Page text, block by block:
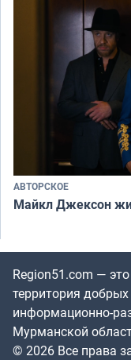
АВТОРСКОЕ
Майкл Джексон
Region51.com —
территория
информационно-
Мурманской
© 2026 Все права